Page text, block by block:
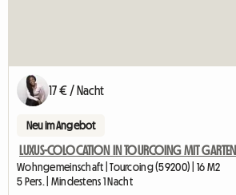
17 € / Nacht
Neu im Angebot
LUXUS-COLOCATION IN TOURCOING MIT GARTEN
Wohngemeinschaft | Tourcoing (59200) | 16 M2
5 Pers. | Mindestens 1 Nacht